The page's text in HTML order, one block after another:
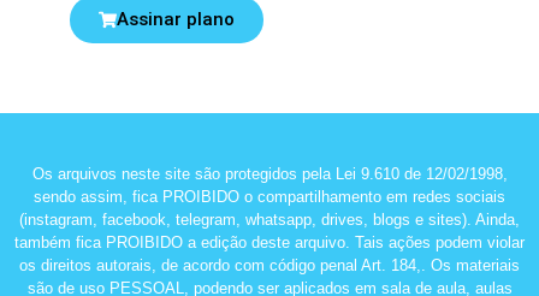
Assinar plano
Os arquivos neste site são protegidos pela Lei 9.610 de 12/02/1998,
sendo assim, fica PROIBIDO o compartilhamento em redes sociais
(instagram, facebook, telegram, whatsapp, drives, blogs e sites). Ainda,
também fica PROIBIDO a edição deste arquivo. Tais ações podem violar
os direitos autorais, de acordo com código penal Art. 184,. Os materiais
são de uso PESSOAL, podendo ser aplicados em sala de aula, aulas